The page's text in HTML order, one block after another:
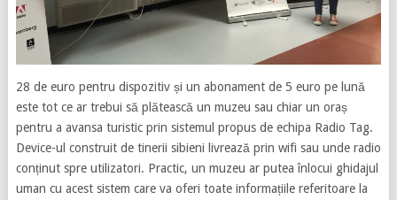
28 de euro pentru dispozitiv și un abonament de 5 euro pe lună
este tot ce ar trebui să plătească un muzeu sau chiar un oraș
pentru a avansa turistic prin sistemul propus de echipa Radio Tag.
Device-ul construit de tinerii sibieni livrează prin wifi sau unde radio
conținut spre utilizatori. Practic, un muzeu ar putea înlocui ghidajul
uman cu acest sistem care va oferi toate informațiile referitoare la